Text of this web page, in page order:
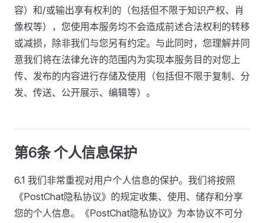
容）和/或输出享有权利的（包括但不限于知识产权、肖
像权等），您使用本服务均不会造成前述合法权利的转移
或减损，除非我们与您另有约定。与此同时，您理解并同
意我们将在法律允许的范围内为实现本服务目的对您上
传、发布的内容进行存储及使用（包括但不限于复制、分
发、传送、公开展示、编辑等）。
第6条 个人信息保护
6.1 我们非常重视对用户个人信息的保护。我们将按照
《PostChat隐私协议》的规定收集、使用、储存和分享
您的个人信息。《PostChat隐私协议》为本协议不可分